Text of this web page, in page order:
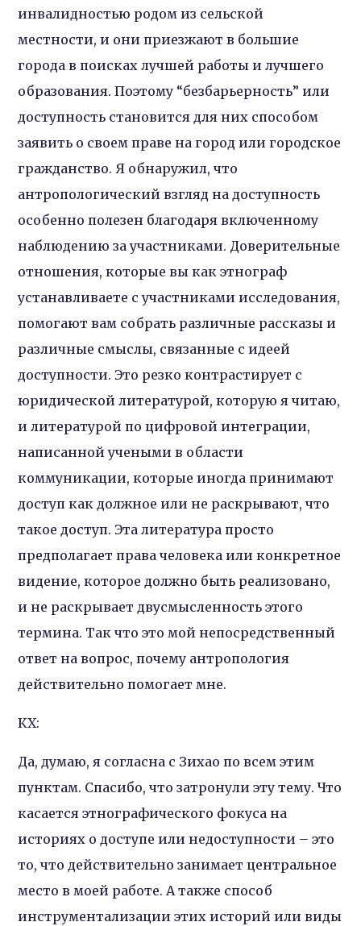
инвалидностью родом из сельской
местности, и они приезжают в большие
города в поисках лучшей работы и лучшего
образования. Поэтому “безбарьерность” или
доступность становится для них способом
заявить о своем праве на город или городское
гражданство. Я обнаружил, что
антропологический взгляд на доступность
особенно полезен благодаря включенному
наблюдению за участниками. Доверительные
отношения, которые вы как этнограф
устанавливаете с участниками исследования,
помогают вам собрать различные рассказы и
различные смыслы, связанные с идеей
доступности. Это резко контрастирует с
юридической литературой, которую я читаю,
и литературой по цифровой интеграции,
написанной учеными в области
коммуникации, которые иногда принимают
доступ как должное или не раскрывают, что
такое доступ. Эта литература просто
предполагает права человека или конкретное
видение, которое должно быть реализовано,
и не раскрывает двусмысленность этого
термина. Так что это мой непосредственный
ответ на вопрос, почему антропология
действительно помогает мне.
КХ:
Да, думаю, я согласна с Зихао по всем этим
пунктам. Спасибо, что затронули эту тему. Что
касается этнографического фокуса на
историях о доступе или недоступности – это
то, что действительно занимает центральное
место в моей работе. А также способ
инструментализации этих историй или виды